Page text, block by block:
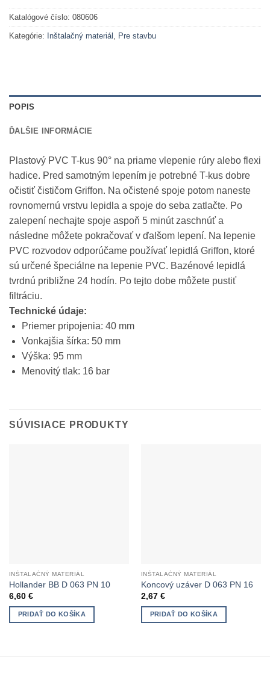
Katalógové číslo: 080606
Kategórie: Inštalačný materiál , Pre stavbu
POPIS
ĎALŠIE INFORMÁCIE
Plastový PVC T-kus 90° na priame vlepenie rúry alebo flexi
hadice. Pred samotným lepením je potrebné T-kus dobre
očistiť čističom Griffon. Na očistené spoje potom naneste
rovnomernú vrstvu lepidla a spoje do seba zatlačte. Po
zalepení nechajte spoje aspoň 5 minút zaschnúť a
následne môžete pokračovať v ďalšom lepení. Na lepenie
PVC rozvodov odporúčame používať lepidlá Griffon, ktoré
sú určené špeciálne na lepenie PVC. Bazénové lepidlá
tvrdnú približne 24 hodín. Po tejto dobe môžete pustiť
filtráciu.
Technické údaje:
Priemer pripojenia: 40 mm
Vonkajšia šírka: 50 mm
Výška: 95 mm
Menovitý tlak: 16 bar
SÚVISIACE PRODUKTY
INŠTALAČNÝ MATERIÁL
Hollander BB D 063 PN 10
6,60 €
PRIDAŤ DO KOŠÍKA
INŠTALAČNÝ MATERIÁL
Koncový uzáver D 063 PN 16
2,67 €
PRIDAŤ DO KOŠÍKA